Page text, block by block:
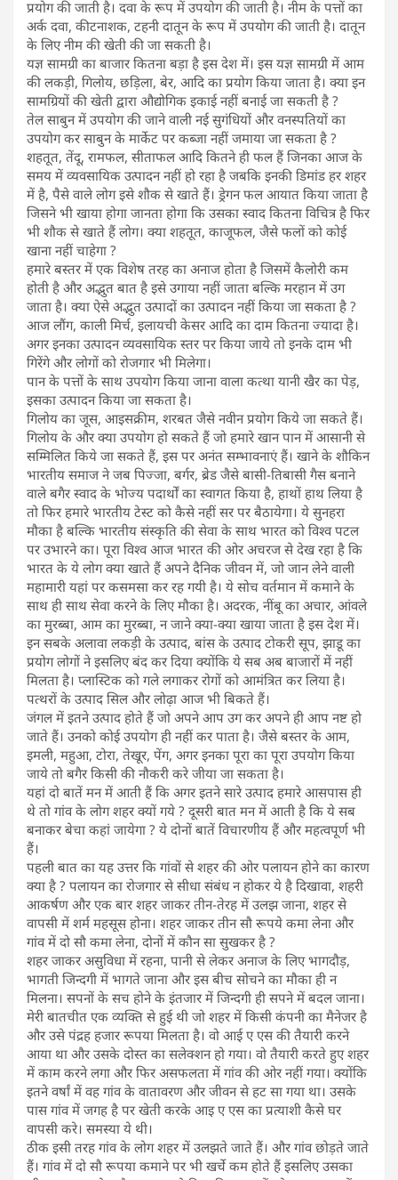
प्रयोग की जाती है। दवा के रूप में उपयोग की जाती है। नीम के पत्तों का
अर्क दवा, कीटनाशक, टहनी दातून के रूप में उपयोग की जाती है। दातून
के लिए नीम की खेती की जा सकती है।
यज्ञ सामग्री का बाजार कितना बड़ा है इस देश में। इस यज्ञ सामग्री में आम
की लकड़ी, गिलोय, छड़िला, बेर, आदि का प्रयोग किया जाता है। क्या इन
सामग्रियों की खेती द्वारा औद्योगिक इकाई नहीं बनाई जा सकती है ?
तेल साबुन में उपयोग की जाने वाली नई सुगंधियों और वनस्पतियों का
उपयोग कर साबुन के मार्केट पर कब्जा नहीं जमाया जा सकता है ?
शहतूत, तेंदू, रामफल, सीताफल आदि कितने ही फल हैं जिनका आज के
समय में व्यवसायिक उत्पादन नहीं हो रहा है जबकि इनकी डिमांड हर शहर
में है, पैसे वाले लोग इसे शौक से खाते हैं। ड्रेगन फल आयात किया जाता है
जिसने भी खाया होगा जानता होगा कि उसका स्वाद कितना विचित्र है फिर
भी शौक से खाते हैं लोग। क्या शहतूत, काजूफल, जैसे फलों को कोई
खाना नहीं चाहेगा ?
हमारे बस्तर में एक विशेष तरह का अनाज होता है जिसमें कैलोरी कम
होती है और अद्भुत बात है इसे उगाया नहीं जाता बल्कि मरहान में उग
जाता है। क्या ऐसे अद्भुत उत्पादों का उत्पादन नहीं किया जा सकता है ?
आज लौंग, काली मिर्च, इलायची केसर आदि का दाम कितना ज्यादा है।
अगर इनका उत्पादन व्यवसायिक स्तर पर किया जाये तो इनके दाम भी
गिरेंगे और लोगों को रोजगार भी मिलेगा।
पान के पत्तों के साथ उपयोग किया जाना वाला कत्था यानी खैर का पेड़,
इसका उत्पादन किया जा सकता है।
गिलोय का जूस, आइसक्रीम, शरबत जैसे नवीन प्रयोग किये जा सकते हैं।
गिलोय के और क्या उपयोग हो सकते हैं जो हमारे खान पान में आसानी से
सम्मिलित किये जा सकते हैं, इस पर अनंत सम्भावनाएं हैं। खाने के शौकिन
भारतीय समाज ने जब पिज्जा, बर्गर, ब्रेड जैसे बासी-तिबासी गैस बनाने
वाले बगैर स्वाद के भोज्य पदार्थों का स्वागत किया है, हाथों हाथ लिया है
तो फिर हमारे भारतीय टेस्ट को कैसे नहीं सर पर बैठायेगा। ये सुनहरा
मौका है बल्कि भारतीय संस्कृति की सेवा के साथ भारत को विश्व पटल
पर उभारने का। पूरा विश्व आज भारत की ओर अचरज से देख रहा है कि
भारत के ये लोग क्या खाते हैं अपने दैनिक जीवन में, जो जान लेने वाली
महामारी यहां पर कसमसा कर रह गयी है। ये सोच वर्तमान में कमाने के
साथ ही साथ सेवा करने के लिए मौका है। अदरक, नींबू का अचार, आंवले
का मुरब्बा, आम का मुरब्बा, न जाने क्या-क्या खाया जाता है इस देश में।
इन सबके अलावा लकड़ी के उत्पाद, बांस के उत्पाद टोकरी सूप, झाडू का
प्रयोग लोगों ने इसलिए बंद कर दिया क्योंकि ये सब अब बाजारों में नहीं
मिलता है। प्लास्टिक को गले लगाकर रोगों को आमंत्रित कर लिया है।
पत्थरों के उत्पाद सिल और लोढ़ा आज भी बिकते हैं।
जंगल में इतने उत्पाद होते हैं जो अपने आप उग कर अपने ही आप नष्ट हो
जाते हैं। उनको कोई उपयोग ही नहीं कर पाता है। जैसे बस्तर के आम,
इमली, महुआ, टोरा, तेखूर, पेंग, अगर इनका पूरा का पूरा उपयोग किया
जाये तो बगैर किसी की नौकरी करे जीया जा सकता है।
यहां दो बातें मन में आती हैं कि अगर इतने सारे उत्पाद हमारे आसपास ही
थे तो गांव के लोग शहर क्यों गये ? दूसरी बात मन में आती है कि ये सब
बनाकर बेचा कहां जायेगा ? ये दोनों बातें विचारणीय हैं और महत्वपूर्ण भी
हैं।
पहली बात का यह उत्तर कि गांवों से शहर की ओर पलायन होने का कारण
क्या है ? पलायन का रोजगार से सीधा संबंध न होकर ये है दिखावा, शहरी
आकर्षण और एक बार शहर जाकर तीन-तेरह में उलझ जाना, शहर से
वापसी में शर्म महसूस होना। शहर जाकर तीन सौ रूपये कमा लेना और
गांव में दो सौ कमा लेना, दोनों में कौन सा सुखकर है ?
शहर जाकर असुविधा में रहना, पानी से लेकर अनाज के लिए भागदौड़,
भागती जिन्दगी में भागते जाना और इस बीच सोचने का मौका ही न
मिलना। सपनों के सच होने के इंतजार में जिन्दगी ही सपने में बदल जाना।
मेरी बातचीत एक व्यक्ति से हुई थी जो शहर में किसी कंपनी का मैनेजर है
और उसे पंद्रह हजार रूपया मिलता है। वो आई ए एस की तैयारी करने
आया था और उसके दोस्त का सलेक्शन हो गया। वो तैयारी करते हुए शहर
में काम करने लगा और फिर असफलता में गांव की ओर नहीं गया। क्योंकि
इतने वर्षां में वह गांव के वातावरण और जीवन से हट सा गया था। उसके
पास गांव में जगह है पर खेती करके आइ ए एस का प्रत्याशी कैसे घर
वापसी करे। समस्या ये थी।
ठीक इसी तरह गांव के लोग शहर में उलझते जाते हैं। और गांव छोड़ते जाते
हैं। गांव में दो सौ रूपया कमाने पर भी खर्चे कम होते हैं इसलिए उसका